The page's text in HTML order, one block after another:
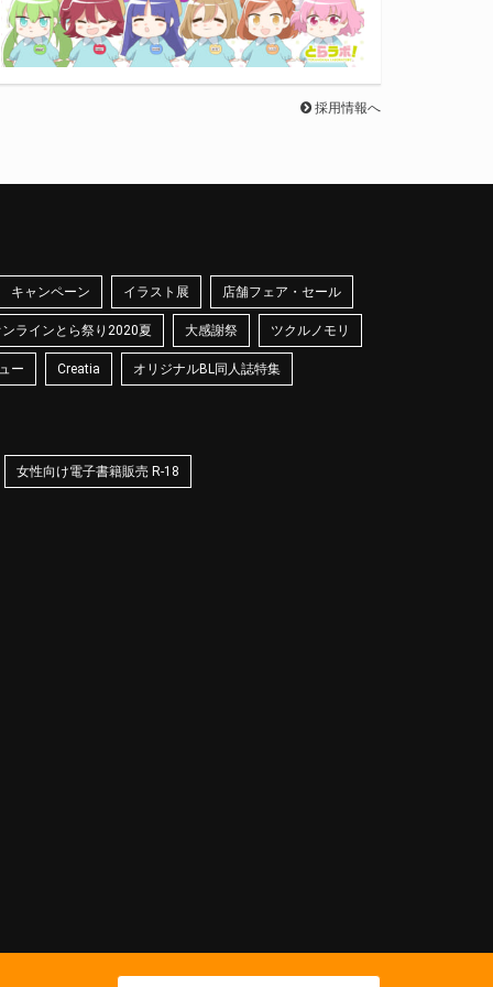
採用情報へ
キャンペーン イラスト展 店舗フェア・セール
ラインとら祭り2020夏 大感謝祭 ツクルノモリ
ー Creatia オリジナルBL同人誌特集
女性向け電子書籍販売 R-18